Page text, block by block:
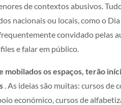
de contextos abusivos.
nacionais ou locais, como o
convidado
e falar em público.
mobilados os espaços, terão
As ideias são muitas: cursos de
económico, cursos de